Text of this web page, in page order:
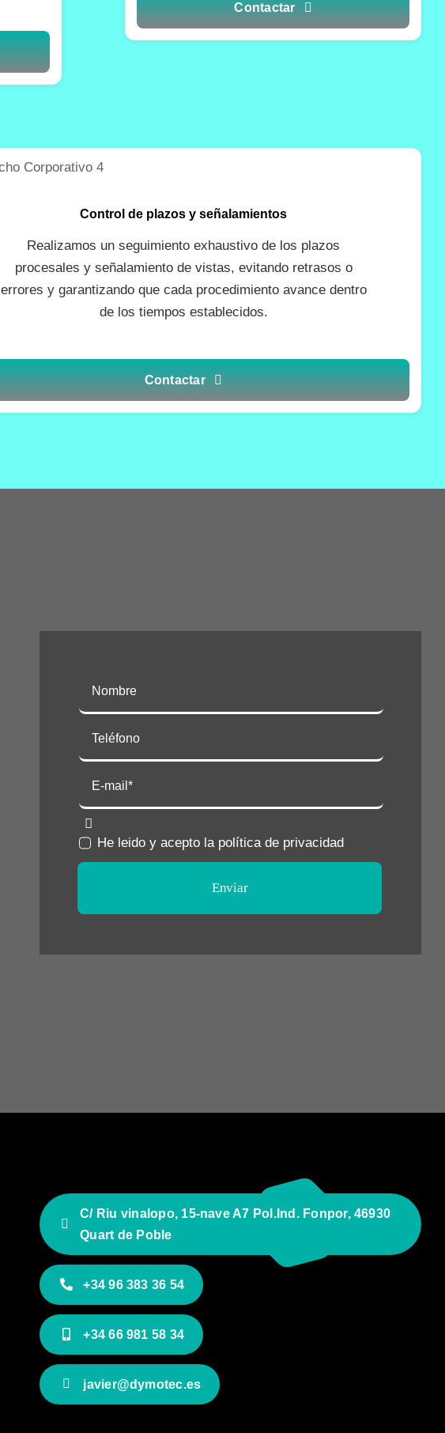
Contactar
Control de plazos y señalamientos
Realizamos un seguimiento exhaustivo de los plazos
procesales y señalamiento de vistas, evitando retrasos o
errores y garantizando que cada procedimiento avance dentro
de los tiempos establecidos.
Contactar
He leido y acepto la política de privacidad
Enviar
C/ Riu vinalopo, 15-nave A7 Pol.Ind. Fonpor, 46930
Quart de Poble
+34 96 383 36 54
+34 66 981 58 34
javier@dymotec.es